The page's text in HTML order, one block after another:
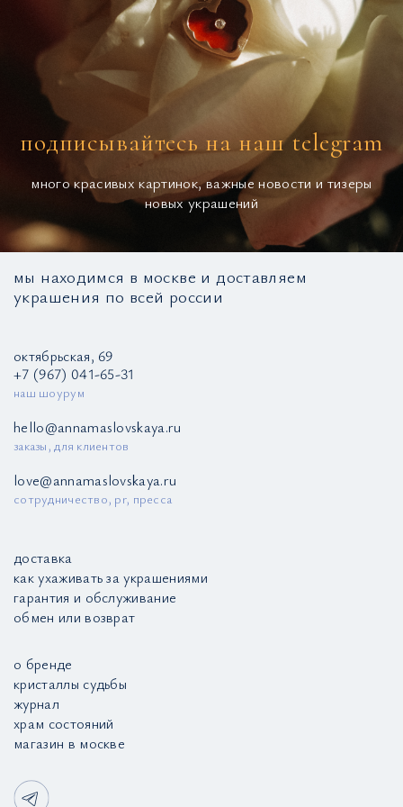
подписывайтесь на наш telegram
много красивых картинок, важные новости и тизеры
новых украшений
мы находимся в москве и доставляем
украшения по всей россии
октябрьская, 69
+7 (967) 041-65-31
наш шоурум
hello@annamaslovskaya.ru
заказы, для клиентов
love@annamaslovskaya.ru
сотрудничество, pr, пресса
доставка
как ухаживать за украшениями
гарантия и обслуживание
обмен или возврат
о бренде
кристаллы судьбы
журнал
храм состояний
магазин в москве